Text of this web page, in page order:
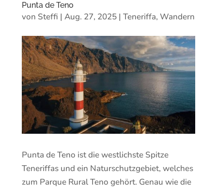
Punta de Teno
von Steffi | Aug. 27, 2025| Teneriffa, Wandern
Punta de Teno ist die westlichste Spitze
Teneriffas und ein Naturschutzgebiet, welches
zum Parque Rural Teno gehört. Genau wie die